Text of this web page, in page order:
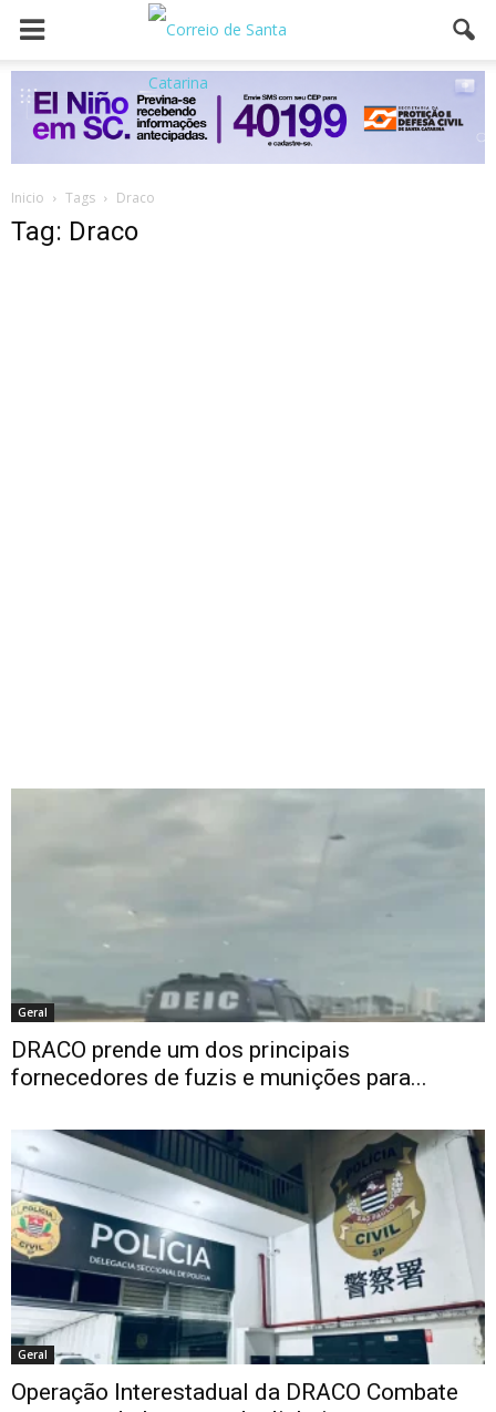
Inicio Tags Draco
Tag: Draco
Geral
DRACO prende um dos principais
fornecedores de fuzis e munições para...
Geral
Operação Interestadual da DRACO Combate